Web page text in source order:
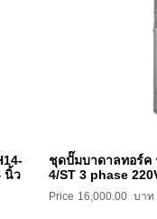
นิ้ว
ชุดปั๊มบาดาลทอร์ค
4/ST 3 phase
16,000.00